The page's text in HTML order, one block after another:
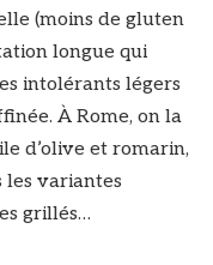
(moins de gluten
longue qui
intolérants légers
À Rome, on la
d’olive et romarin,
les variantes
grillés…